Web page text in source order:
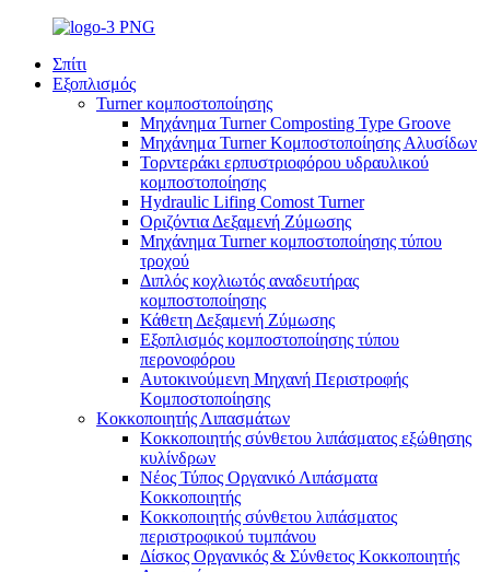
Σπίτι
Εξοπλισμός
Turner κομποστοποίησης
Μηχάνημα Turner Composting Type Groove
Μηχάνημα Turner Κομποστοποίησης Αλυσίδων
Τορντεράκι ερπυστριοφόρου υδραυλικού
κομποστοποίησης
Hydraulic Lifing Comost Turner
Οριζόντια Δεξαμενή Ζύμωσης
Μηχάνημα Turner κομποστοποίησης τύπου
τροχού
Διπλός κοχλιωτός αναδευτήρας
κομποστοποίησης
Κάθετη Δεξαμενή Ζύμωσης
Εξοπλισμός κομποστοποίησης τύπου
περονοφόρου
Αυτοκινούμενη Μηχανή Περιστροφής
Κομποστοποίησης
Κοκκοποιητής Λιπασμάτων
Κοκκοποιητής σύνθετου λιπάσματος εξώθησης
κυλίνδρων
Νέος Τύπος Οργανικό Λιπάσματα
Κοκκοποιητής
Κοκκοποιητής σύνθετου λιπάσματος
περιστροφικού τυμπάνου
Δίσκος Οργανικός & Σύνθετος Κοκκοποιητής